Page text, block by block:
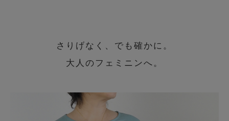
さりげなく、でも確かに。
大人のフェミニンへ。